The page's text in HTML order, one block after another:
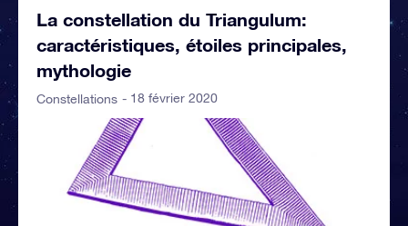
La constellation du Triangulum:
caractéristiques, étoiles principales,
mythologie
Constellations - 18 février 2020